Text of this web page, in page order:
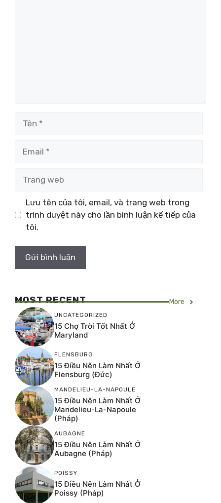
web
Lưu tên của tôi, email, và trang web trong
trình duyệt này cho lần bình luận kế tiếp của
tôi.
MOST RECENT More
UNCATEGORIZED
15 Chợ Trời Tốt Nhất Ở
Maryland
FLENSBURG
15 Điều Nên Làm Nhất Ở
Flensburg (Đức)
MANDELIEU-LA-NAPOULE
15 Điều Nên Làm Nhất Ở
Mandelieu-La-Napoule
(Pháp)
AUBAGNE
15 Điều Nên Làm Nhất Ở
Aubagne (Pháp)
POISSY
15 Điều Nên Làm Nhất Ở
Poissy (Pháp)